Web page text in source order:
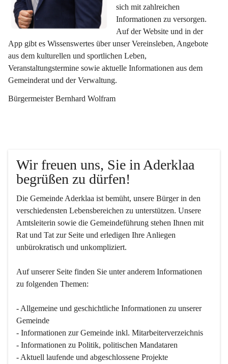
sich mit zahlreichen
Informationen zu versorgen.
Auf der Website und in der
App gibt es Wissenswertes über unser Vereinsleben, Angebote
aus dem kulturellen und sportlichen Leben,
Veranstaltungstermine sowie aktuelle Informationen aus dem
Gemeinderat und der Verwaltung.
Bürgermeister Bernhard Wolfram
Wir freuen uns, Sie in Aderklaa
begrüßen zu dürfen!
Die Gemeinde Aderklaa ist bemüht, unsere Bürger in den
verschiedensten Lebensbereichen zu unterstützen. Unsere
Amtsleiterin sowie die Gemeindeführung stehen Ihnen mit
Rat und Tat zur Seite und erledigen Ihre Anliegen
unbürokratisch und unkompliziert.
Auf unserer Seite finden Sie un­ter an­de­rem Informationen
zu folgenden Themen:
- Allgemeine und geschichtliche Informationen zu unserer
Gemeinde
- Informationen zur Gemeinde inkl. Mitarbeiterverzeichnis
- Informationen zu Politik, politischen Mandataren
- Aktuell laufende und abgeschlossene Projekte